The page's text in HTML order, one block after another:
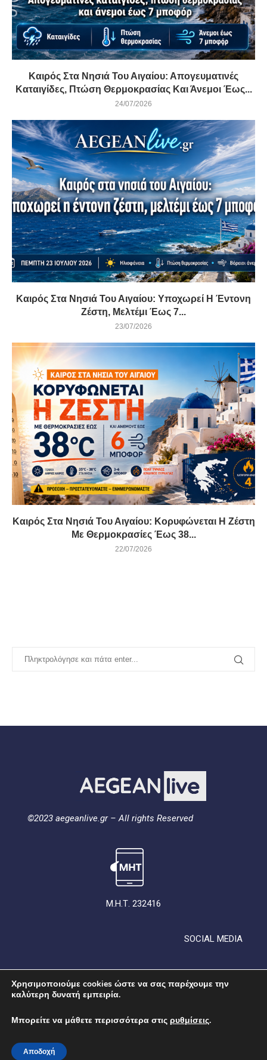
Καιρός Στα Νησιά Του Αιγαίου: Απογευματινές
Καταιγίδες, Πτώση Θερμοκρασίας Και Άνεμοι Έως...
24/07/2026
Καιρός Στα Νησιά Του Αιγαίου: Υποχωρεί Η Έντονη
Ζέστη, Μελτέμι Έως 7...
23/07/2026
Καιρός Στα Νησιά Του Αιγαίου: Κορυφώνεται Η Ζέστη
Με Θερμοκρασίες Έως 38...
22/07/2026
©2023 aegeanlive.gr – All rights Reserved
Μ.Η.Τ. 232416
SOCIAL MEDIA
ΠΟΛΙΤΙΚΗ ΓΙΑ ΤΑ COOKIES
Χρησιμοποιούμε cookies ώστε να σας παρέχουμε την
καλύτερη δυνατή εμπειρία.
Μπορείτε να μάθετε περισσότερα στις ρυθμίσεις.
Αποδοχή